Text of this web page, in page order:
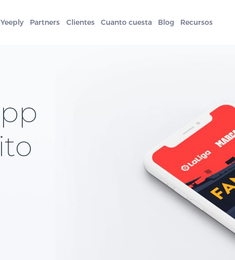
Partners Clientes Cuanto cuesta Blog Recursos